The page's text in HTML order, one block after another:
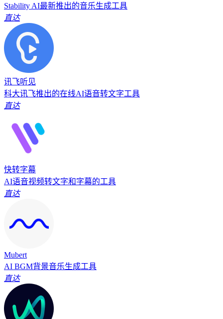
Stability AI最新推出的音乐生成工具
直达
讯飞听见
科大讯飞推出的在线AI语音转文字工具
直达
快转字幕
AI语音视频转文字和字幕的工具
直达
Mubert
AI BGM背景音乐生成工具
直达